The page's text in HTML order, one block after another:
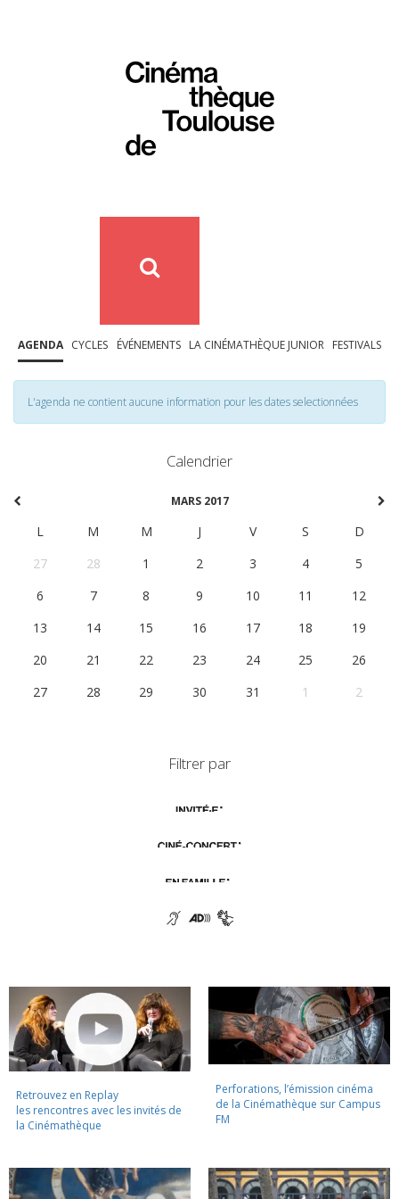
AGENDA CYCLES ÉVÉNEMENTS LA CINÉMATHÈQUE JUNIOR FESTIVALS
L'agenda ne contient aucune information pour les dates selectionnées
Calendrier
MARS 2017
L M M J V S
D
27
28 1 2 3 4
5
6
7 8 9 10 11
12
13
14 15 16 17 18
19
20
21 22 23 24 25
26
27
28 29 30 31 1 2
Filtrer par
Retrouvez en Replay
les rencontres avec les invités de
la Cinémathèque
Perforations, l’émission cinéma
de la Cinémathèque sur Campus
FM